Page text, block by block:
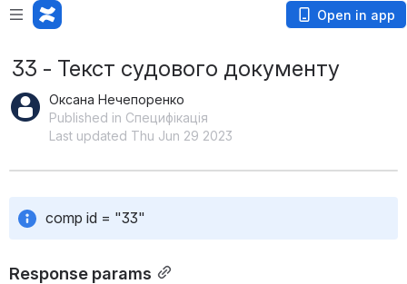
Open in app
33 - Текст судового документу
Оксана Нечепоренко
Published in Специфікація
Last updated Thu Jun 29 2023
comp id = "33"
Response params